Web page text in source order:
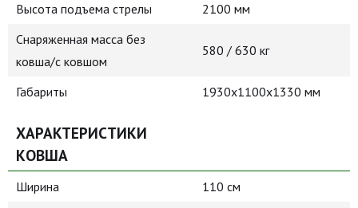
Высота подъема стрелы
2100 мм
Снаряженная масса без
ковша/с ковшом
580 / 630 кг
Габариты 1930x1100x1330 мм
ХАРАКТЕРИСТИКИ
КОВША
Ширина
110 см